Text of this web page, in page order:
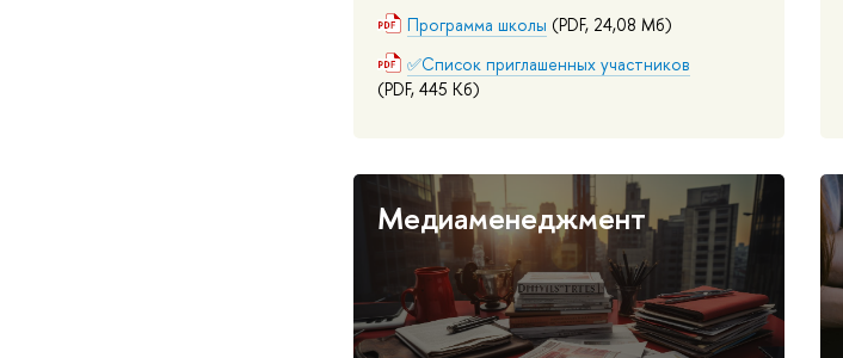
Программа школы (PDF, 24,08 Мб)
✅Список приглашенных участников
(PDF, 445 Кб)
Медиаменеджмент